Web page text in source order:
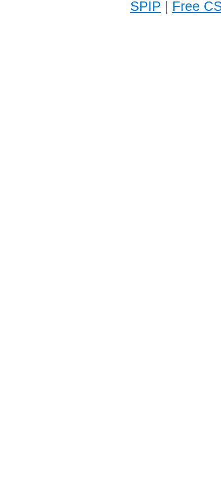
SPIP | Free